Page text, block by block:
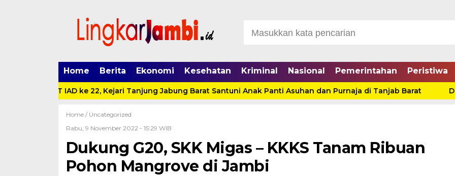
Home Berita Ekonomi Kesehatan Kriminal Nasional Pemerintahan Peristiwa
dan HUT IAD ke 22, Kejari Tanjung Jabung Barat Santuni Anak Panti Asuhan dan Purnaja di Tanjab Barat
Home / Uncategorized
Rabu, 9 November 2022 - 15:29 WIB
Dukung G20, SKK Migas – KKKS Tanam Ribuan
Pohon Mangrove di Jambi